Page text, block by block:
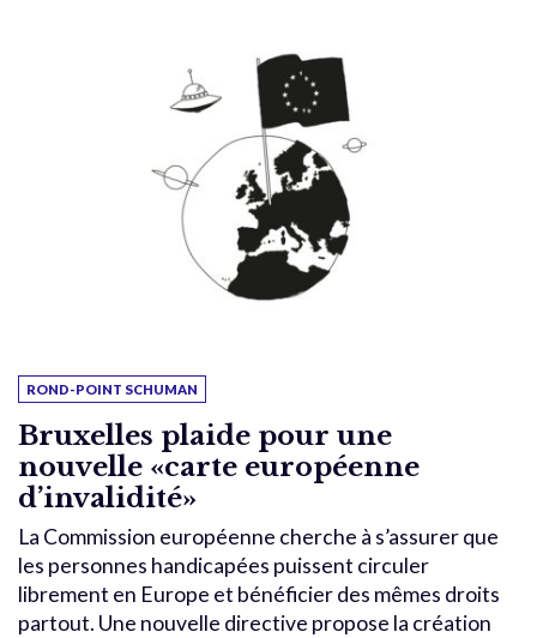
ROND-POINT SCHUMAN
Bruxelles plaide pour une
nouvelle «carte européenne
d’invalidité»
La Commission européenne cherche à s’assurer que
les personnes handicapées puissent circuler
librement en Europe et bénéficier des mêmes droits
partout. Une nouvelle directive propose la création